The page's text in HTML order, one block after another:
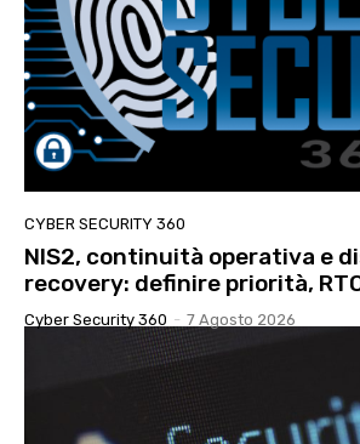
CYBER SECURITY 360
NIS2, continuità operativa e
recovery: definire priorità, RTO
Cyber Security 360 - 7 Agosto 2026